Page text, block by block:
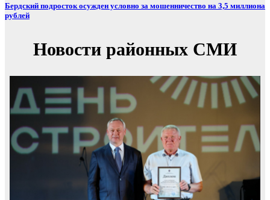
Бердский подросток осужден условно за мошенничество на 3,5 миллиона
рублей